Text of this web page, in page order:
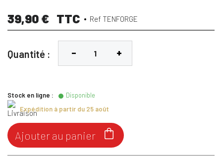
39,90 € TTC Ref TENFORGE
Quantité :
Stock en ligne :
Disponible
Expédition à partir du 25 août

Ajouter au panier